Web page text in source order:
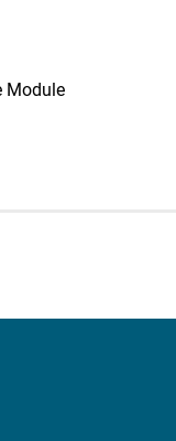
Module